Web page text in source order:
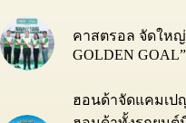
คาสตรอล จัดใหญ่
GOLDEN GOAL”
ฮอนด้าจัดแคมเป